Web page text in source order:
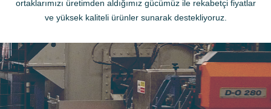
ortaklarımızı üretimden aldığımız gücümüz ile rekabetçi fiyatlar
ve yüksek kaliteli ürünler sunarak destekliyoruz.